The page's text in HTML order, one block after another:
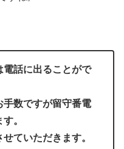
電話に出ることがで
手数ですが留守番電
。
ていただきます。